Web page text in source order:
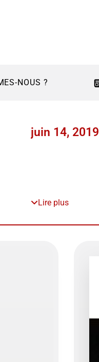
NOUS ?
juin 14, 2019
Lire plus